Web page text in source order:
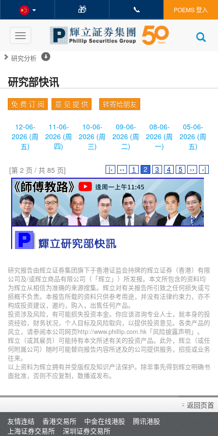
🎁 📞 POEMS 登入
Toggle
navigation
研究分析
研究部快讯
免 费 订 阅 意 见 提 供 转寄给朋友
12-06-
2026 (周
五)
11-06-
2026 (周
四)
10-06-
2026 (周
三)
09-06-
2026 (周
二)
08-06-
2026 (周
一)
05-06-
2026 (周
五)
[第 2 页 / 共 85 页] |‹ ‹‹ 1 2 3 4 5 ›› ›|
研究报告由辉立证券集团旗下于香港证监会持牌的辉立证券（香港）有限
公司及/或辉立商品有限公司（「辉立」）所发报。本文所包含的资料均
为辉立从相信为准确的来源搜集。辉立对有关报告所引致之任何损失或亏
损概不负责。本报告所载的资料只供参考用途，并没有法律约束力，亦不
构成投资建议，邀约，购入，出售任何产品。
投资涉及风险，有可能损失投资本金。你应该咨询专业人士，就本身的投
资经验，财务状况，个人目标及风险取向，以提供投资意见。各类产品的
风立，请参阅本公司网页http://www.phillip.com.hk「风险披露声明」。
辉立（或其雇员）可能持有本文所述有关的投资产品。此外，辉立（或任
何附属公司）随时可能替向报告内容所述及的公司提供服务，招揽或业务
往来。
以上资料为辉立拥有并受版权及知识产法保护。除非事先得到辉立明确书
面批准，否则不应复制，散播或发布。
返回页首
友情连结
香港交易所 中金在线港股
腾讯港股
上海证券交易所
深圳证券交易所